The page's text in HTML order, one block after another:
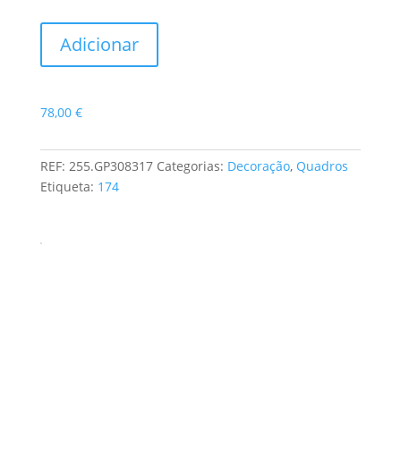
Quadro
Chapéu
Adicionar
78,00 €
REF: 255.GP308317 Categorias: Decoração, Quadros
Etiqueta: 174